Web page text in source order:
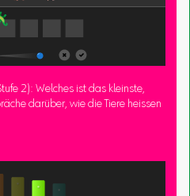
2): Welches ist das kleinste,
darüber, wie die Tiere heissen